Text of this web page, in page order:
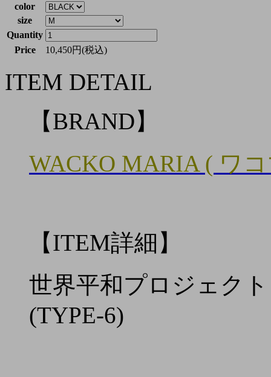
color
size
Quantity
Price
10,450円(税込)
ITEM DETAIL
【BRAND】
WACKO MARIA ( ワ
【ITEM詳細】
世界平和プロジェクト
(TYPE-6)